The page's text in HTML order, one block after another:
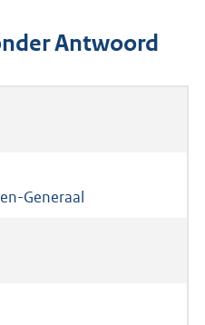
Antwoord
Generaal